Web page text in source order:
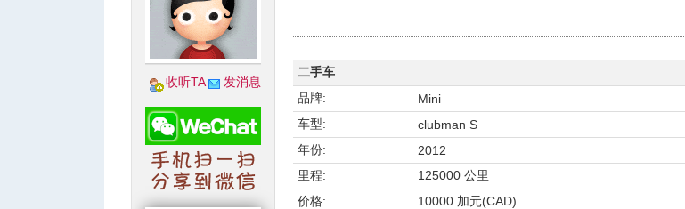
收听TA 发消息
二手车
品牌:
Mini
车型:
clubman S
年份:
2012
里程:
125000 公里
价格:
10000 加元(CAD)